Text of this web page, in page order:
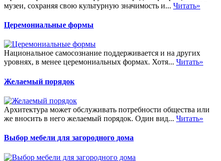
музеи, сохраняя свою культурную значимость и... Читать»
Церемониальные формы
Национальное самосознание поддерживается и на других
уровнях, в менее церемониальных формах. Хотя... Читать»
Желаемый порядок
Архитектура может обслуживать потребности общества или
же вносить в него желаемый порядок. Один вид... Читать»
Выбор мебели для загородного дома